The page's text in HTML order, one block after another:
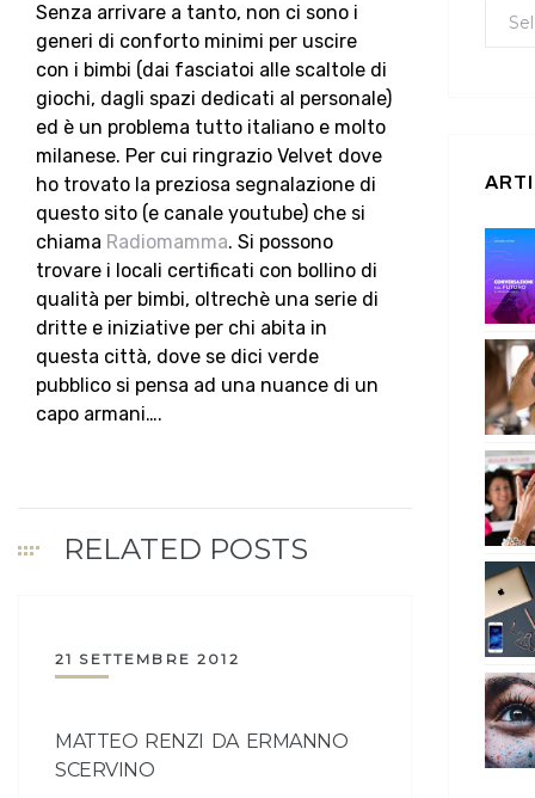
Senza arrivare a tanto, non ci sono i
generi di conforto minimi per uscire
con i bimbi (dai fasciatoi alle scaltole di
giochi, dagli spazi dedicati al personale)
ed è un problema tutto italiano e molto
milanese. Per cui ringrazio Velvet dove
ho trovato la preziosa segnalazione di
questo sito (e canale youtube) che si
chiama Radiomamma. Si possono
trovare i locali certificati con bollino di
qualità per bimbi, oltrechè una serie di
dritte e iniziative per chi abita in
questa città, dove se dici verde
pubblico si pensa ad una nuance di un
capo armani….
RELATED POSTS
21 SETTEMBRE 2012
MATTEO RENZI DA ERMANNO
SCERVINO